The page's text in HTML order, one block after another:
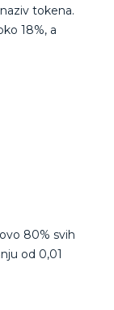
tokena.
18%, a
80% svih
od 0,01